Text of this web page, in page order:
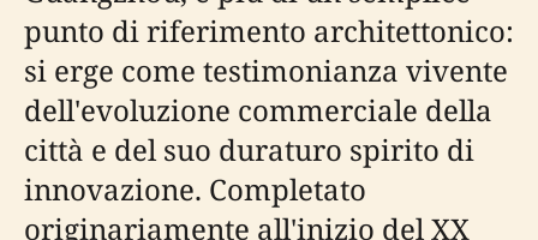
punto di riferimento architettonico:
si erge come testimonianza vivente
dell'evoluzione commerciale della
città e del suo duraturo spirito di
innovazione. Completato
originariamente all'inizio del XX